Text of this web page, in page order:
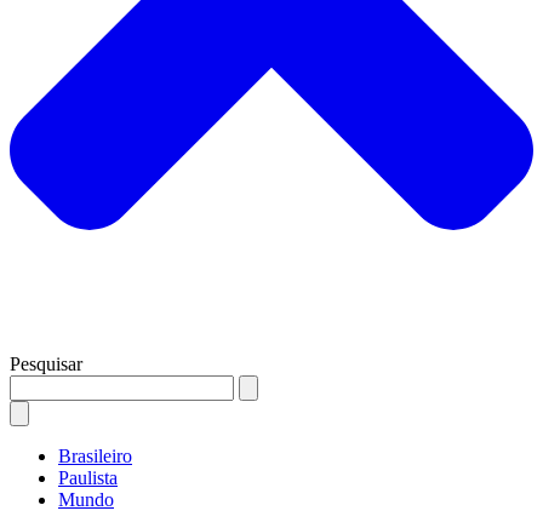
Pesquisar
Brasileiro
Paulista
Mundo